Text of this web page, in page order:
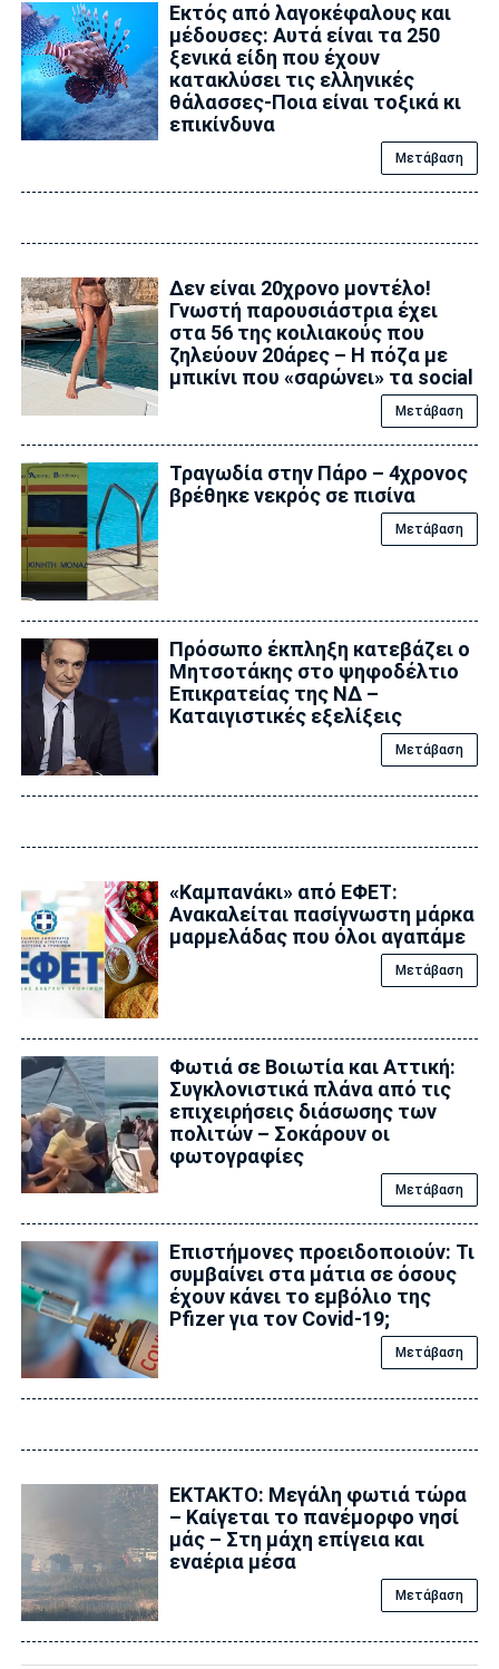
Εκτός από λαγοκέφαλους και
μέδουσες: Aυτά είναι τα 250
ξενικά είδη που έχουν
κατακλύσει τις ελληνικές
θάλασσες-Ποια είναι τοξικά κι
επικίνδυνα
Μετάβαση
Δεν είναι 20χρονο μοντέλο!
Γνωστή παρουσιάστρια έχει
στα 56 της κοιλιακούς που
ζηλεύουν 20άρες – Η πόζα με
μπικίνι που «σαρώνει» τα social
Μετάβαση
Τραγωδία στην Πάρο – 4χρονος
βρέθηκε νεκρός σε πισίνα
Μετάβαση
Πρόσωπο έκπληξη κατεβάζει ο
Μητσοτάκης στο ψηφοδέλτιο
Επικρατείας της ΝΔ –
Καταιγιστικές εξελίξεις
Μετάβαση
«Καμπανάκι» από ΕΦΕΤ:
Ανακαλείται πασίγνωστη μάρκα
μαρμελάδας που όλοι αγαπάμε
Μετάβαση
Φωτιά σε Βοιωτία και Αττική:
Συγκλονιστικά πλάνα από τις
επιχειρήσεις διάσωσης των
πολιτών – Σοκάρουν οι
φωτογραφίες
Μετάβαση
Επιστήμονες προειδοποιούν: Τι
συμβαίνει στα μάτια σε όσους
έχουν κάνει το εμβόλιο της
Pfizer για τον Covid-19;
Μετάβαση
ΕΚΤΑΚΤΟ: Μεγάλη φωτιά τώρα
– Καίγεται το πανέμορφο νησί
μάς – Στη μάχη επίγεια και
εναέρια μέσα
Μετάβαση